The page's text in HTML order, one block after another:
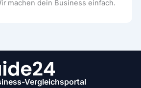
& Kosten
machen dein Business einfach.
Vergleichsportal